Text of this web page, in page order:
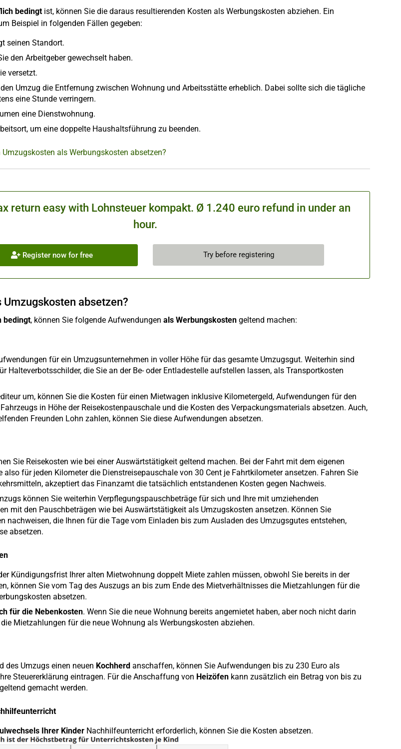
bedingtist, können Sie die daraus resultierenden Kosten als Werbungskosten abziehen. Ein
Beispiel in folgenden Fällen gegeben:
seinen Standort.
den Arbeitgeber gewechselt haben.
versetzt.
Umzug die Entfernung zwischen Wohnung und Arbeitsstätte erheblich. Dabei sollte sich die tägliche
eine Stunde verringern.
eine Dienstwohnung.
um eine doppelte Haushaltsführung zu beenden.
als Werbungskosten absetzen?
return easy with Lohnsteuer kompakt. Ø 1.240 euro refund in under an
hour.
Register now for free Try before registering
Umzugskosten absetzen?
bedingt, können Sie folgende Aufwendungen als Werbungskosten geltend machen:
für ein Umzugsunternehmen in voller Höhe für das gesamte Umzugsgut. Weiterhin sind
Halteverbotsschilder, die Sie an der Be- oder Entladestelle aufstellen lassen, als Transportkosten
um, können Sie die Kosten für einen Mietwagen inklusive Kilometergeld, Aufwendungen für den
in Höhe der Reisekostenpauschale und die Kosten des Verpackungsmaterials absetzen. Auch,
Freunden Lohn zahlen, können Sie diese Aufwendungen absetzen.
Sie Reisekosten wie bei einer Auswärtstätigkeit geltend machen. Bei der Fahrt mit dem eigenen
also für jeden Kilometer die Dienstreisepauschale von 30 Cent je Fahrtkilometer ansetzen. Fahren Sie
akzeptiert das Finanzamt die tatsächlich entstandenen Kosten gegen Nachweis.
können Sie weiterhin Verpflegungspauschbeträge für sich und Ihre mit umziehenden
mit den Pauschbeträgen wie bei Auswärtstätigkeit als Umzugskosten ansetzen. Können Sie
nachweisen, die Ihnen für die Tage vom Einladen bis zum Ausladen des Umzugsgutes entstehen,
absetzen.
Kündigungsfrist Ihrer alten Mietwohnung doppelt Miete zahlen müssen, obwohl Sie bereits in der
können Sie vom Tag des Auszugs an bis zum Ende des Mietverhältnisses die Mietzahlungen für die
absetzen.
für die Nebenkosten. Wenn Sie die neue Wohnung bereits angemietet haben, aber noch nicht darin
Mietzahlungen für die neue Wohnung als Werbungskosten abziehen.
des Umzugs einen neuen Kochherd anschaffen, können Sie Aufwendungen bis zu 230 Euro als
Steuererklärung eintragen. Für die Anschaffung von Heizöfen kann zusätzlich ein Betrag von bis zu
gemacht werden.
Ihrer Kinder Nachhilfeunterricht erforderlich, können Sie die Kosten absetzen.